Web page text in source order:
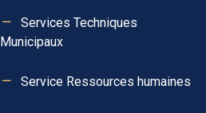
Services Techniques
Municipaux
Service Ressources humaines